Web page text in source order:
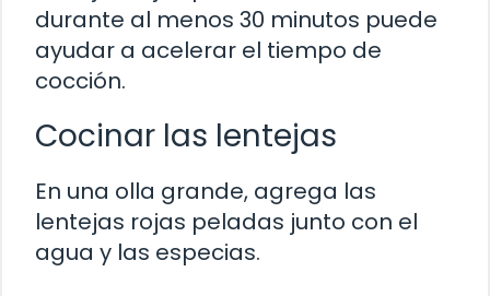
durante al menos 30 minutos puede
ayudar a acelerar el tiempo de
cocción.
Cocinar las lentejas
En una olla grande, agrega las
lentejas rojas peladas junto con el
agua y las especias.